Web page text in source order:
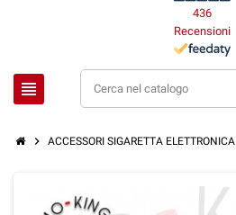
436
Recensioni
view_headline
chevron_right ACCESSORI SIGARETTA ELETTRONICA